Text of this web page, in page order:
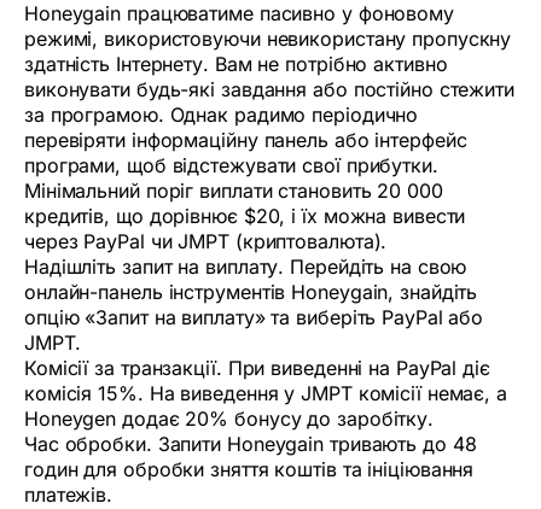
Honeygain працюватиме пасивно у фоновому
режимі, використовуючи невикористану пропускну
здатність Інтернету. Вам не потрібно активно
виконувати будь-які завдання або постійно стежити
за програмою. Однак радимо періодично
перевіряти інформаційну панель або інтерфейс
програми, щоб відстежувати свої прибутки.
Мінімальний поріг виплати становить 20 000
кредитів, що дорівнює $20, і їх можна вивести
через PayPal чи JMPT (криптовалюта).
Надішліть запит на виплату. Перейдіть на свою
онлайн-панель інструментів Honeygain, знайдіть
опцію «Запит на виплату» та виберіть PayPal або
JMPT.
Комісії за транзакції. При виведенні на PayPal діє
комісія 15%. На виведення у JMPT комісії немає, а
Honeygen додає 20% бонусу до заробітку.
Час обробки. Запити Honeygain тривають до 48
годин для обробки зняття коштів та ініціювання
платежів.